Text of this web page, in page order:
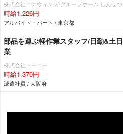
株式会社コナウィンズ/グループホーム しんせつ
時給1,226円
アルバイト・パート / 東京都
部品を運ぶ軽作業スタッフ/日勤&土
業
株式会社トーコー
時給1,370円
派遣社員 / 大阪府